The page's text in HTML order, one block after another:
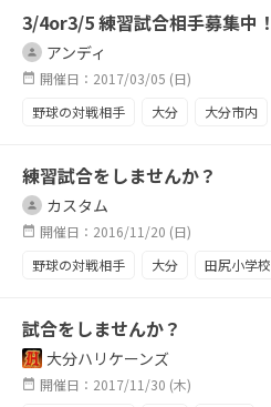
3/4or3/5 練習試合相手募集中！
アンディ
開催日：2017/03/05 (日)
野球の対戦相手 大分 大分市内
練習試合をしませんか？
カスタム
開催日：2016/11/20 (日)
野球の対戦相手 大分 田尻小学校
試合をしませんか？
大分ハリケーンズ
開催日：2017/11/30 (木)